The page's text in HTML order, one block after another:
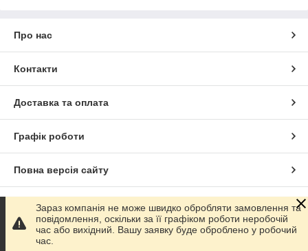
Про нас
Контакти
Доставка та оплата
Графік роботи
Повна версія сайту
Сайт створено на маркетплейсі Prom.ua
Політика конфіденційності
Зараз компанія не може швидко обробляти замовлення та
повідомлення, оскільки за її графіком роботи неробочій
час або вихідний. Вашу заявку буде оброблено у робочий
час.